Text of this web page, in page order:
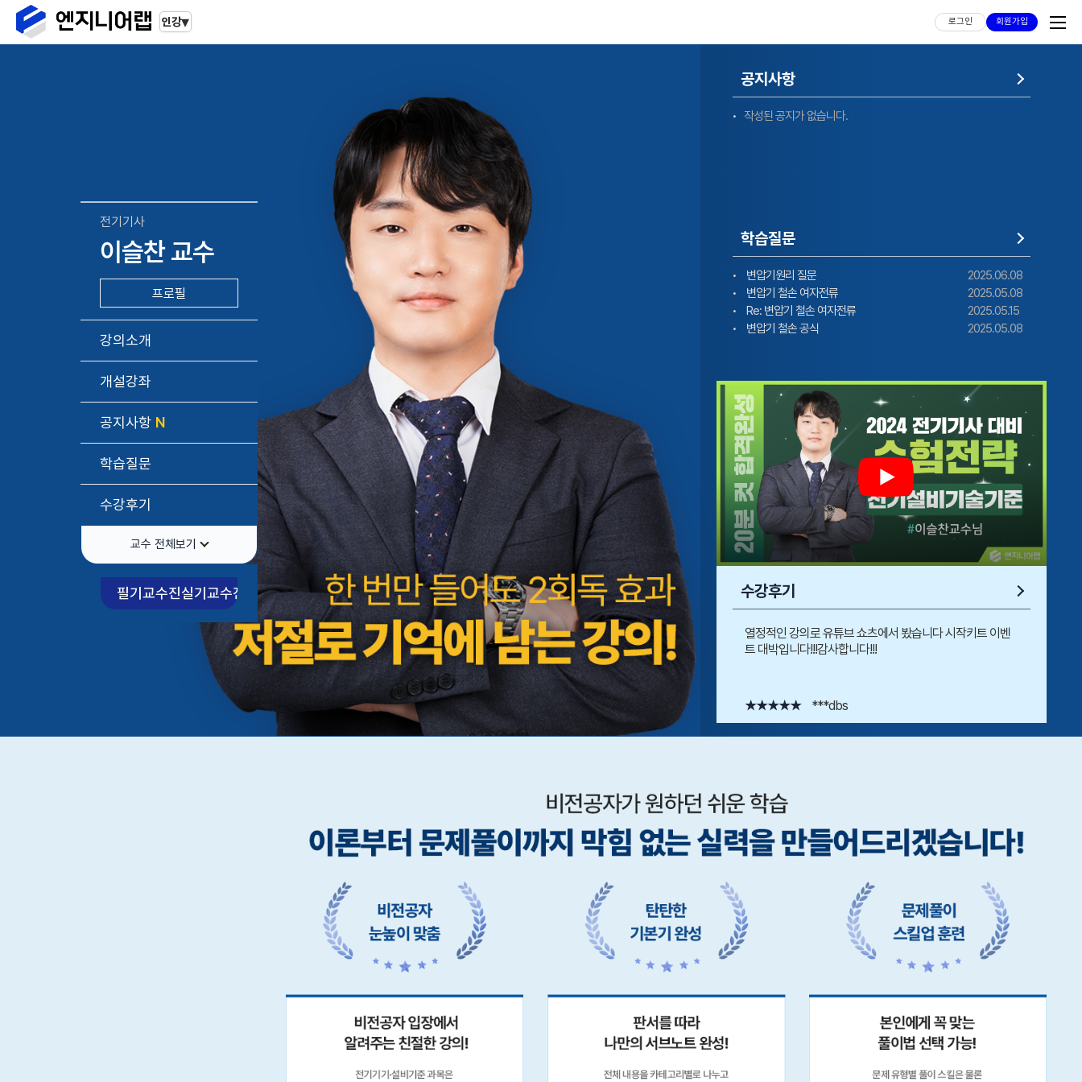
인강▾ 로그인 회원가입
전기기사
이슬찬 교수
프로필
강의소개
개설강좌
공지사항
학습질문
수강후기
교수 전체보기
필기교수진실기교수진 첨삭위원집필위원
공지사항
작성된 공지가 없습니다.
학습질문
변압기원리 질문
2025.06.08
변압기 철손 여자전류
2025.05.08
Re: 변압기 철손 여자전류
2025.05.15
변압기 철손 공식
2025.05.08
수강후기
기초 특강 잘 보고 있어요. 감사합니다....
★★★★★ ***315
이슬찬교수님 강의듣고 복습하면 문제가 생각보다 쉽게 풀
려서 너무 좋습니다
★★★★★
열정적인 강의로 유튜브 쇼츠에서 봤습니다 시작키트 이벤
트 대박입니다!!!감사합니다!!!
★★★★★ ***dbs